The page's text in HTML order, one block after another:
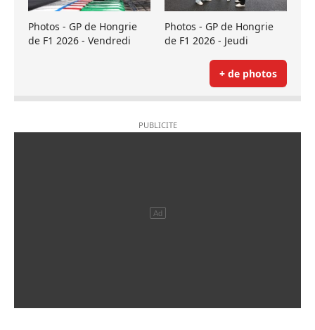
Photos - GP de Hongrie
de F1 2026 - Vendredi
Photos - GP de Hongrie
de F1 2026 - Jeudi
+ de photos